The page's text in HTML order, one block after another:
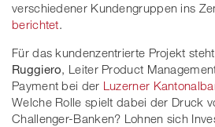
verschiedener Kundengruppen ins
berichtet.
Für das kundenzentrierte Projekt steht
Ruggiero, Leiter Product
Payment bei der Luzerner
Welche Rolle spielt dabei der Druck
Challenger-Banken? Lohnen sich